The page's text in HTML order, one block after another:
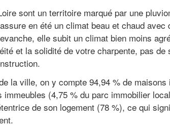
sont un territoire marqué par une
en été un climat beau et chaud
elle subit un climat bien moins
et la solidité de votre charpente, pas
la ville, on y compte 94,94 % de
immeubles (4,75 % du parc immobilier
de son logement (78 %), ce qui